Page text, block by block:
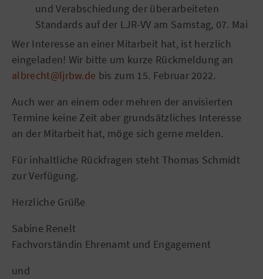
und Verabschiedung der überarbeiteten
Standards auf der LJR-VV am Samstag, 07. Mai
Wer Interesse an einer Mitarbeit hat, ist herzlich
eingeladen! Wir bitte um kurze Rückmeldung an
albrecht@ljrbw.de bis zum 15. Februar 2022.
Auch wer an einem oder mehren der anvisierten
Termine keine Zeit aber grundsätzliches Interesse
an der Mitarbeit hat, möge sich gerne melden.
Für inhaltliche Rückfragen steht Thomas Schmidt
zur Verfügung.
Herzliche Grüße
Sabine Renelt
Fachvorständin Ehrenamt und Engagement
und